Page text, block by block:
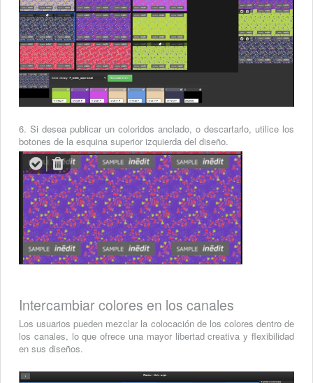
6. Si desea publicar un coloridos anclado, o descartarlo, utilice los
botones de la esquina superior izquierda del diseño.
Intercambiar colores en los canales
Los usuarios pueden mezclar la colocación de los colores dentro de
los canales, lo que ofrece una mayor libertad creativa y flexibilidad
en sus diseños.